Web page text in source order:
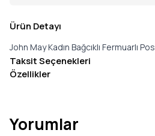
Ürün Detayı
John May Kadın Bağcıklı Fermuarlı
Taksit Seçenekleri
Özellikler
Yorumlar